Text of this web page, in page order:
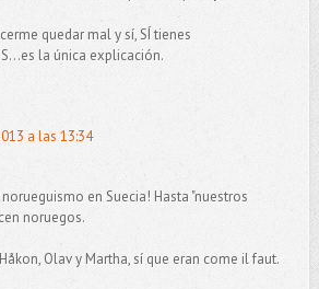
quedar mal y sí, SÍ tienes
la única explicación.
a las 13:34
en Suecia! Hasta "nuestros
noruegos.
Olav y Martha, sí que eran come il faut.